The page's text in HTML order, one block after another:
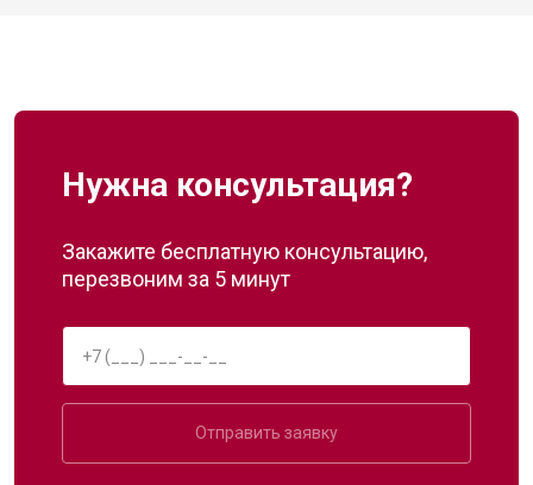
Нужна консультация?
Закажите бесплатную консультацию,
перезвоним за 5 минут
Отправить заявку